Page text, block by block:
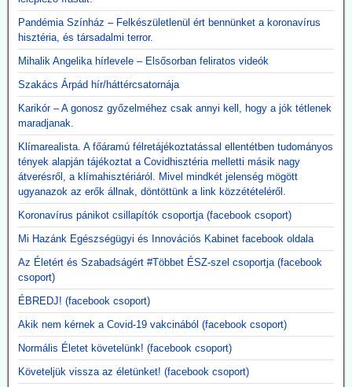
A gépek vásárlása emellett hozzájárult a pszichoterrorhoz, ami
aztán ahhoz vezetett, hogy az emberek önként sorba álltak, hogy
fölvehessék a génterápiás oltást.
2026.05.12. JonFletwood.com: A Moderna
megerősítette, hogy új mRNS-bázisú
influenzaoltása hatszor több súlyos mellékhatást
okoz
A New England Journal of Medicine által nemrég közzétett, 3. szintű
tanulmány megerősítette, hogy a Moderna kísérleti mRNS-alapú
szezonális influenzaoltóanyaga, az mRNA-1010, a szokásos
influenzaoltásokhoz képest körülbelül hatszor gyakrabban okozott
súlyos, rövid távú mellékhatásokat, miközben a tünetekkel járó,
PCR-rel igazolt influenzaszerű megbetegedések számának abszolút
csökkenése kevesebb mint egy százalékpont volt.
Közzétevő: A szlogen az ellenkezőjére fordult.
"Hatástalan és ártalmas."
Pandémia Színház – Felkészületlenül ért bennünket a koronavírus
hisztéria, és társadalmi terror.
Mihalik Angelika hírlevele – Elsősorban feliratos videók
Szakács Árpád hír/háttércsatornája
Karikór – A gonosz győzelméhez csak annyi kell, hogy a jók tétlenek
maradjanak.
Klímarealista. A főáramú félretájékoztatással ellentétben tudományos
tények alapján tájékoztat a Covidhisztéria melletti másik nagy
átverésről, a klímahisztériáról. Mivel mindkét jelenség mögött
ugyanazok az erők állnak, döntöttünk a link közzétételéről.
Koronavírus pánikot csillapítók csoportja (facebook csoport)
Mi Hazánk Egészségügyi és Innovációs Kabinet facebook oldala
Az Életért és Szabadságért #Többet ÉSZ-szel csoportja (facebook
csoport)
ÉBREDJ! (facebook csoport)
Akik nem kérnek a Covid-19 vakcinából (facebook csoport)
Normális Életet követelünk! (facebook csoport)
Követeljük vissza az életünket! (facebook csoport)